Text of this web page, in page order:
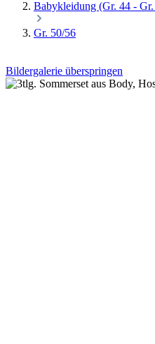
Babykleidung (Gr. 44 -
Gr. 50/56
Bildergalerie überspringen